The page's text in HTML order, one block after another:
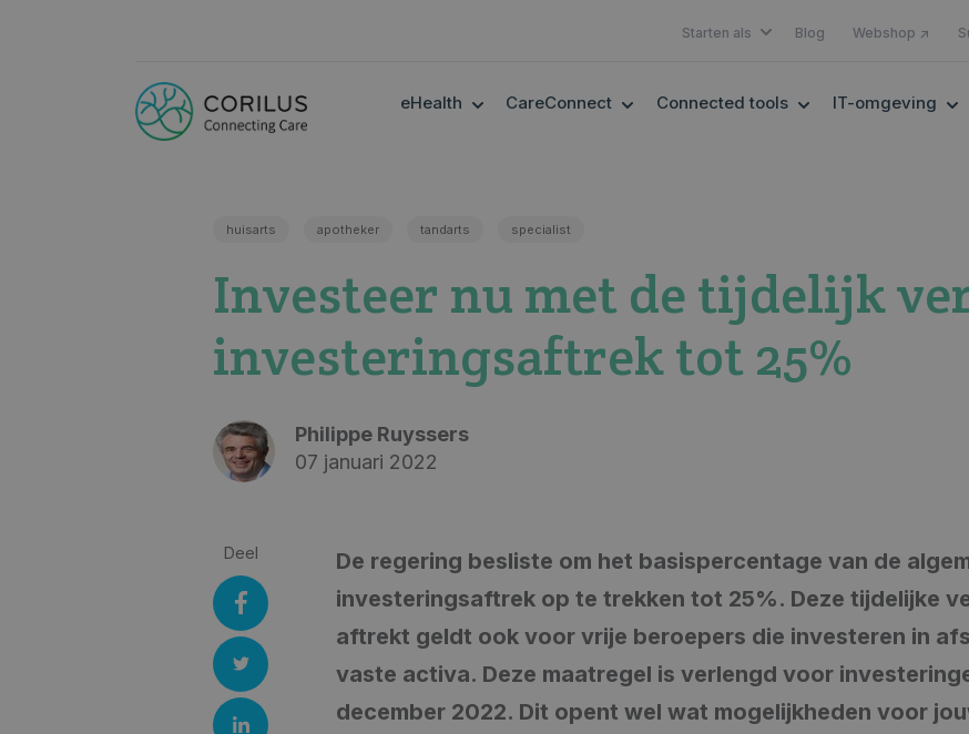
Starten als SHOW SUBMENU FOR
Blog Webshop ↗
eHealth SHOW SUBMENU FOR EHEALTH
CareConnect SHOW SUBMENU FOR CARECONNECT
Connected tools SHOW SUBMENU
IT-omgeving
huisarts apotheker tandarts specialist
Investeer nu met de tijdelijk
investeringsaftrek tot 25%
Philippe Ruyssers
07 januari 2022
Deel
De regering besliste om het basispercentage van de
investeringsaftrek op te trekken tot 25%. Deze tijdelijke
aftrekt geldt ook voor vrije beroepers die investeren in
vaste activa. Deze maatregel is verlengd voor
december 2022. Dit opent wel wat mogelijkheden voor